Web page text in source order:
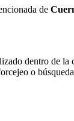
de
dentro de la
o